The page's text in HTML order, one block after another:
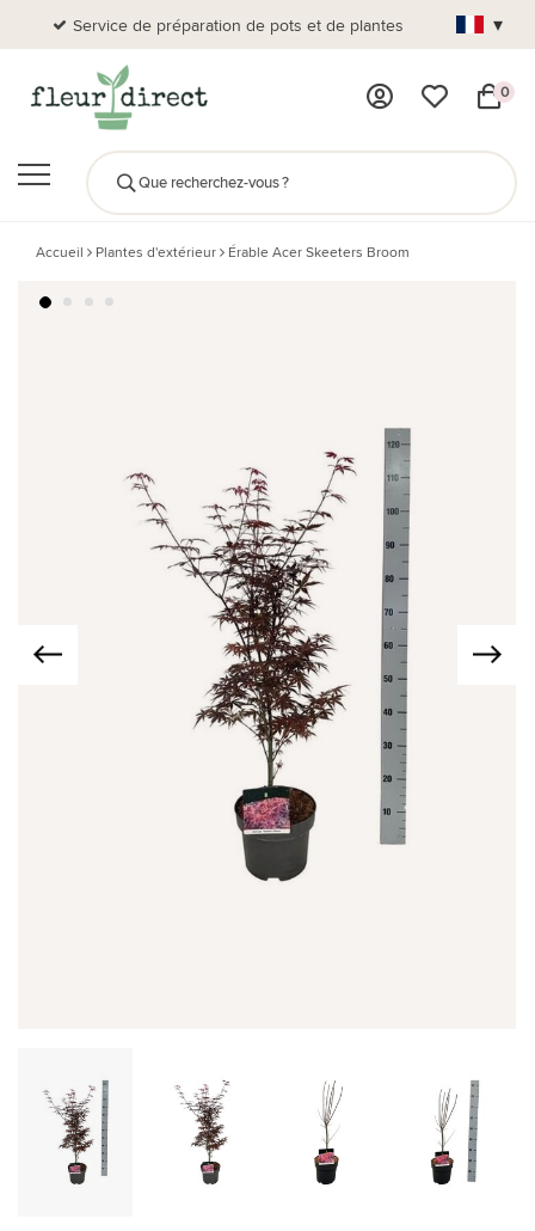
Service de préparation de pots et de plantes Plus
▾
0
Accueil Plantes d'extérieur Érable Acer Skeeters Broom